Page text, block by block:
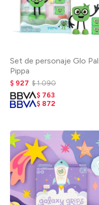
Set de personaje Glo
Pippa
$ 927 $1.090
$ 763
$ 872